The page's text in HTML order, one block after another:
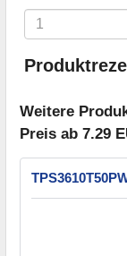
Weitere
Preis ab 7.29